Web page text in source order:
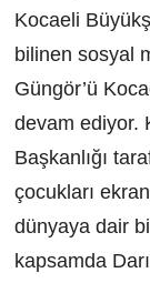
Kocaeli
bilinen sosyal
Güngör’ü
devam ediyor.
Başkanlığı
çocukları
dünyaya dair
kapsamda